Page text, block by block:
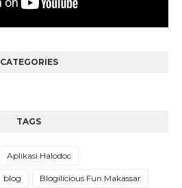
CATEGORIES
TAGS
Aplikasi Halodoc
blog Blogilicious Fun Makassar